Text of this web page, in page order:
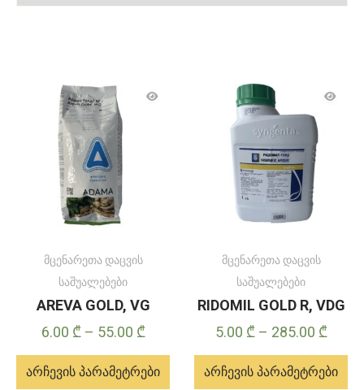
მცენარეთა დაცვის
საშუალებები
AREVA GOLD, VG
6.00 ₾ – 55.00 ₾Price
range:
6.00 ₾
არჩევის პარამეტრები
მცენარეთა დაცვის
საშუალებები
RIDOMIL GOLD R, VDG
5.00 ₾ – 285.00 ₾Price
5.00
არჩევის პარამეტრები